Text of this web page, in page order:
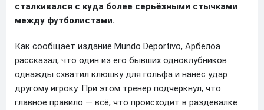
сталкивался с куда более серьёзными стычками
между футболистами.
Как сообщает издание Mundo Deportivo, Арбелоа
рассказал, что один из его бывших одноклубников
однажды схватил клюшку для гольфа и нанёс удар
другому игроку. При этом тренер подчеркнул, что
главное правило — всё, что происходит в раздевалке